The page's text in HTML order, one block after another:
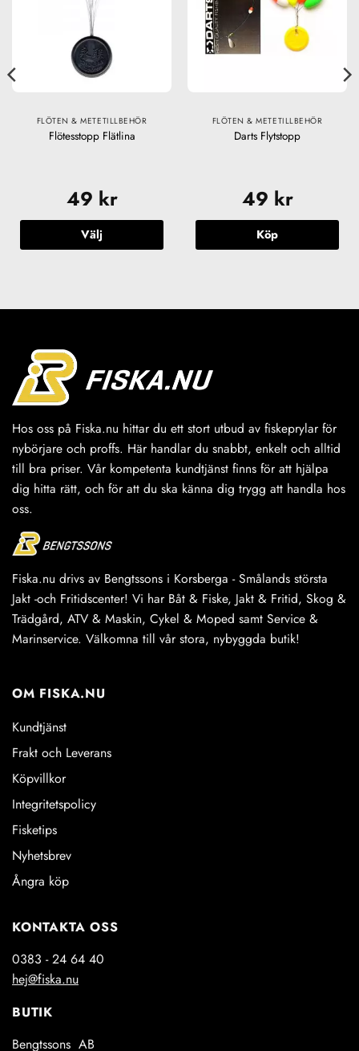
FLÖTEN & METETILLBEHÖR
Flötesstopp Flätlina
49 kr
Välj
har
olika
alternativen
väljas
på
produktsidan
FLÖTEN & METETILLBEHÖR
Darts Flytstopp
49 kr
Köp
Hos oss på Fiska.nu hittar du ett stort utbud av fiskeprylar för
nybörjare och proffs. Här handlar du snabbt, enkelt och alltid
till bra priser. Vår kompetenta kundtjänst finns för att hjälpa
dig hitta rätt, och för att du ska känna dig trygg att handla hos
oss.
Fiska.nu drivs av Bengtssons i Korsberga - Smålands största
Jakt -och Fritidscenter! Vi har Båt & Fiske, Jakt & Fritid, Skog &
Trädgård, ATV & Maskin, Cykel & Moped samt Service &
Marinservice. Välkomna till vår stora, nybyggda butik!
OM FISKA.NU
Kundtjänst
Frakt och Leverans
Köpvillkor
Integritetspolicy
Fisketips
Nyhetsbrev
Ångra köp
KONTAKTA OSS
0383 - 24 64 40
hej@fiska.nu
BUTIK
Bengtssons AB